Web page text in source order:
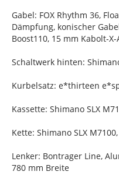
Gabel: FOX Rhythm 36,
Dämpfung, konischer
Boost110, 15 mm Kabolt-
Schaltwerk hinten:
Kurbelsatz: e*thirteen
Kassette: Shimano SLX
Kette: Shimano SLX
Lenker: Bontrager Line,
780 mm Breite